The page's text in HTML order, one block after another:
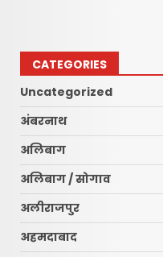
CATEGORIES
Uncategorized
अंबरनाथ
अलिबाग
अलिबाग / सोगाव
अलीराजपुर
अहमदाबाद